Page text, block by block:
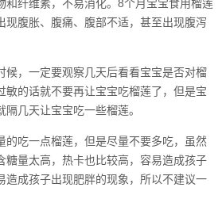
和纤维素，不易消化。8个月宝宝食用榴莲
现腹胀、腹痛、腹部不适，甚至出现腹泻
候，一定要观察几天后看看宝宝是否对榴
敏的话就不要再让宝宝吃榴莲了，但是宝
几天让宝宝吃一些榴莲。
的吃一点榴莲，但是尽量不要多吃，虽然
糖量太高，热卡也比较高，容易造成孩子
造成孩子出现肥胖的现象，所以不建议一